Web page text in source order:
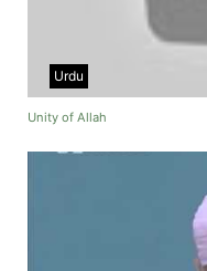
Urdu
Unity of Allah